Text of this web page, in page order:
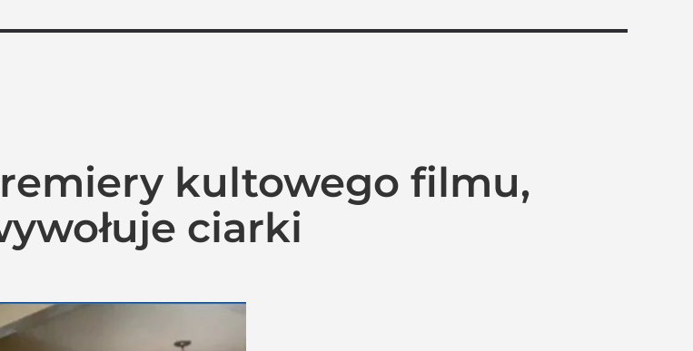
kultowego filmu,
ciarki